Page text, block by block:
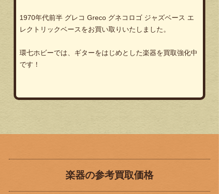
1970年代前半 グレコ Greco グネコロゴ ジャズベース エ
レクトリックベースをお買い取りいたしました。
環七ホビーでは、ギターをはじめとした楽器を買取強化中
です！
楽器の参考買取価格